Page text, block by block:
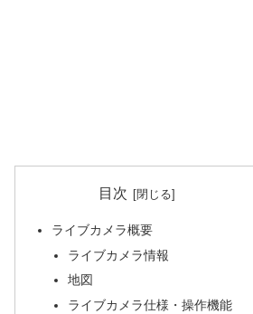
目次
ライブカメラ概要
ライブカメラ情報
地図
ライブカメラ仕様・操作機能